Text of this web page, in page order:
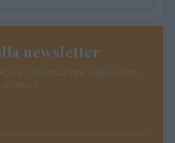
newsletter
e informazioni sugli ultimi